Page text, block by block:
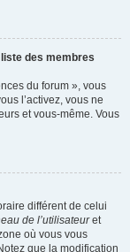
des membres
du forum », vous
l’activez, vous ne
et vous-même. Vous
différent de celui
de l’utilisateuret
où vous vous
que la modification